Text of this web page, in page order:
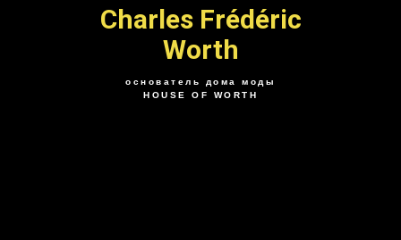
Charles Frédéric
Worth
основатель дома моды
HOUSE OF WORTH